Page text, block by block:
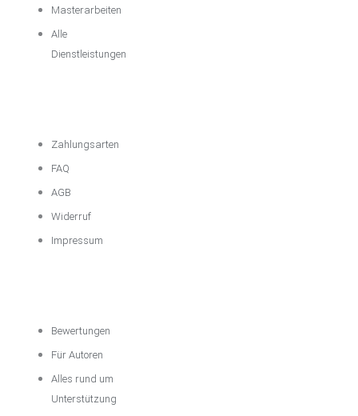
Masterarbeiten
Alle
Dienstleistungen
Zahlungsarten
FAQ
AGB
Widerruf
Impressum
Bewertungen
Für Autoren
Alles rund um
Unterstützung